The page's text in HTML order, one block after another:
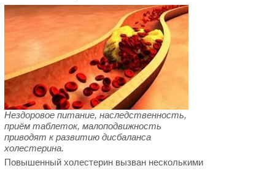
Нездоровое питание, наследственность,
приём таблеток, малоподвижность
приводят к развитию дисбаланса
холестерина.
Повышенный холестерин вызван несколькими